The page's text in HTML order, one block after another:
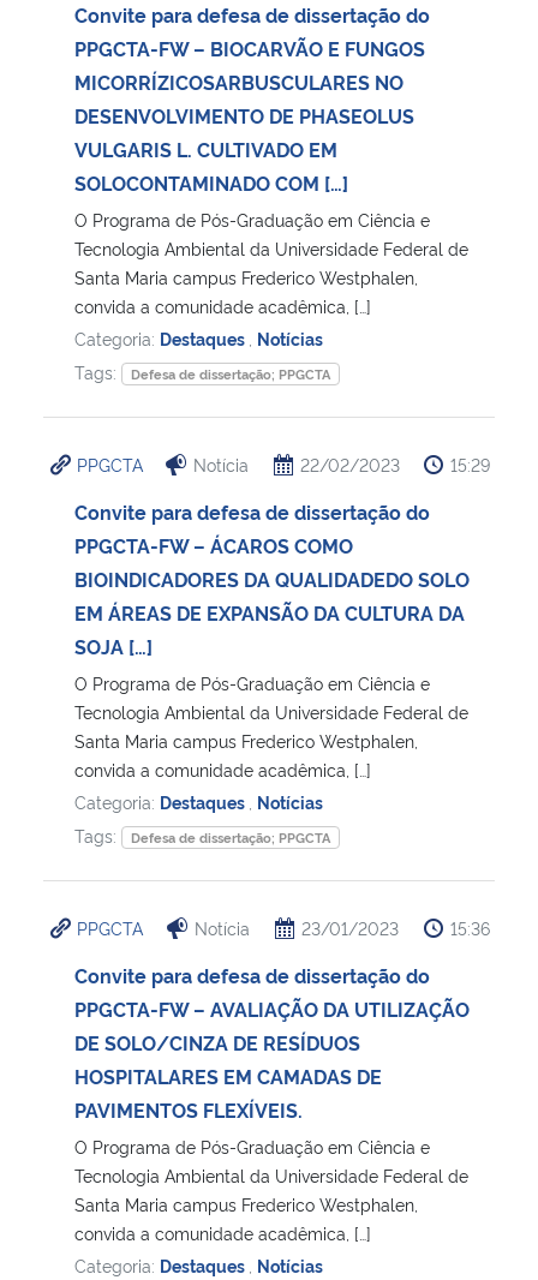
Convite para defesa de dissertação do
PPGCTA-FW – BIOCARVÃO E FUNGOS
MICORRÍZICOSARBUSCULARES NO
DESENVOLVIMENTO DE PHASEOLUS
VULGARIS L. CULTIVADO EM
SOLOCONTAMINADO COM […]
O Programa de Pós-Graduação em Ciência e
Tecnologia Ambiental da Universidade Federal de
Santa Maria campus Frederico Westphalen,
convida a comunidade acadêmica, […]
Categoria: Destaques Notícias
Tags:
Defesa de dissertação; PPGCTA
PPGCTA Notícia 22/02/2023 15:29
Convite para defesa de dissertação do
PPGCTA-FW – ÁCAROS COMO
BIOINDICADORES DA QUALIDADEDO SOLO
EM ÁREAS DE EXPANSÃO DA CULTURA DA
SOJA […]
O Programa de Pós-Graduação em Ciência e
Tecnologia Ambiental da Universidade Federal de
Santa Maria campus Frederico Westphalen,
convida a comunidade acadêmica, […]
Categoria: Destaques Notícias
Tags:
Defesa de dissertação; PPGCTA
PPGCTA Notícia 23/01/2023 15:36
Convite para defesa de dissertação do
PPGCTA-FW – AVALIAÇÃO DA UTILIZAÇÃO
DE SOLO/CINZA DE RESÍDUOS
HOSPITALARES EM CAMADAS DE
PAVIMENTOS FLEXÍVEIS.
O Programa de Pós-Graduação em Ciência e
Tecnologia Ambiental da Universidade Federal de
Santa Maria campus Frederico Westphalen,
convida a comunidade acadêmica, […]
Categoria: Destaques Notícias